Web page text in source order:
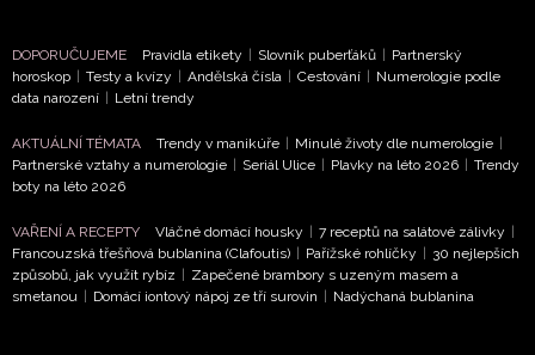
DOPORUČUJEME Pravidla etikety | Slovník puberťáků | Partnerský
horoskop | Testy a kvízy | Andělská čísla | Cestování | Numerologie podle
data narození | Letní trendy
AKTUÁLNÍ TÉMATA Trendy v manikúře | Minulé životy dle numerologie |
Partnerské vztahy a numerologie | Seriál Ulice | Plavky na léto 2026 | Trendy
boty na léto 2026
VAŘENÍ A RECEPTY Vláčné domácí housky | 7 receptů na salátové zálivky |
Francouzská třešňová bublanina (Clafoutis) | Pařížské rohlíčky | 30 nejlepších
způsobů, jak využít rybíz | Zapečené brambory s uzeným masem a
smetanou | Domácí iontový nápoj ze tří surovin | Nadýchaná bublanina